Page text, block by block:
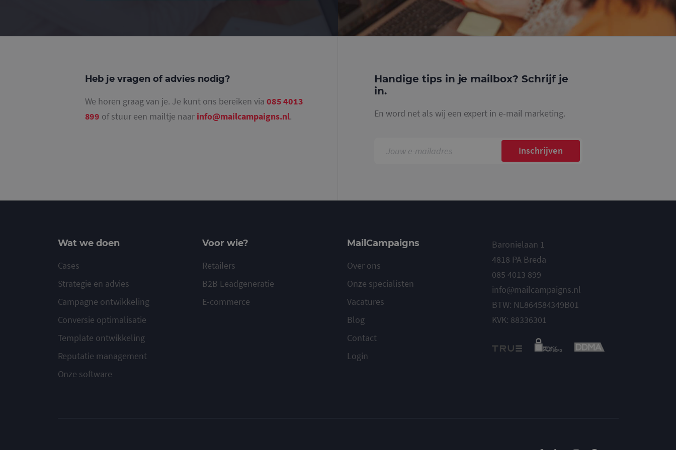
Heb je vragen of advies nodig?
We horen graag van je. Je kunt ons bereiken via 085 4013
899 of stuur een mailtje naar info@mailcampaigns.nl.
Handige tips in je mailbox? Schrijf je
in.
En word net als wij een expert in e-mail marketing.
Inschrijven
Baronielaan 1
4818 PA Breda
085 4013 899
info@mailcampaigns.nl
BTW: NL864584349B01
KVK: 88336301
Wat we doen
Cases
Strategie en advies
Campagne ontwikkeling
Conversie optimalisatie
Template ontwikkeling
Reputatie management
Onze software
Voor wie?
Retailers
B2B Leadgeneratie
E-commerce
MailCampaigns
Over ons
Onze specialisten
Vacatures
Blog
Contact
Login
websites met veel verkeer te beperken.
Dit is een patroontype-cookie ingesteld door Google Analytics,
waarbij het patroonelement in de naam het unieke
identiteitsnummer bevat van het account of de website waarop het
sessiestatus te behouden.